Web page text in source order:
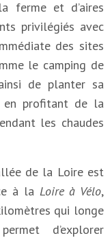
ferme et d’aires
privilégiés avec
des sites
le camping de
de planter sa
profitant de la
les chaudes
de la Loire est
à la Loire à Vélo,
qui longe
d’explorer